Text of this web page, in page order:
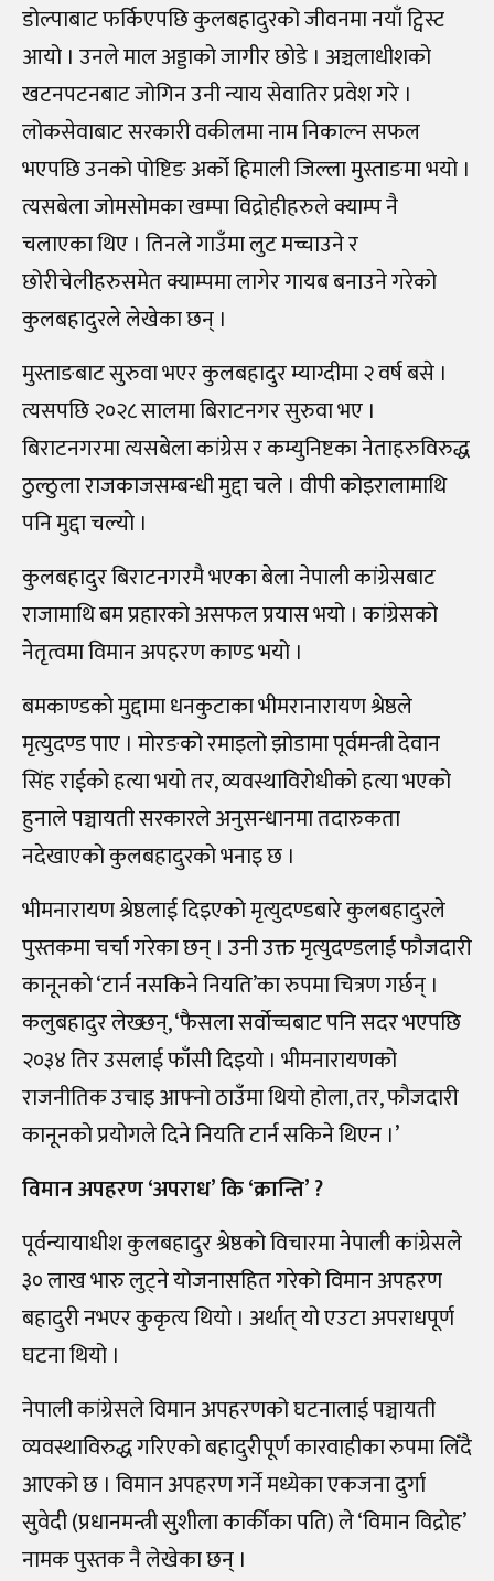
डोल्पाबाट फर्किएपछि कुलबहादुरको जीवनमा नयाँ ट्विस्ट
आयो । उनले माल अड्डाको जागीर छोडे । अञ्चलाधीशको
खटनपटनबाट जोगिन उनी न्याय सेवातिर प्रवेश गरे ।
लोकसेवाबाट सरकारी वकीलमा नाम निकाल्न सफल
भएपछि उनको पोष्टिङ अर्को हिमाली जिल्ला मुस्ताङमा भयो ।
त्यसबेला जोमसोमका खम्पा विद्रोहीहरुले क्याम्प नै
चलाएका थिए । तिनले गाउँमा लुट मच्चाउने र
छोरीचेलीहरुसमेत क्याम्पमा लागेर गायब बनाउने गरेको
कुलबहादुरले लेखेका छन् ।
मुस्ताङबाट सुरुवा भएर कुलबहादुर म्याग्दीमा २ वर्ष बसे ।
त्यसपछि २०२८ सालमा बिराटनगर सुरुवा भए ।
बिराटनगरमा त्यसबेला कांग्रेस र कम्युनिष्टका नेताहरुविरुद्ध
ठुल्ठुला राजकाजसम्बन्धी मुद्दा चले । वीपी कोइरालामाथि
पनि मुद्दा चल्यो ।
कुलबहादुर बिराटनगरमै भएका बेला नेपाली कांग्रेसबाट
राजामाथि बम प्रहारको असफल प्रयास भयो । कांग्रेसको
नेतृत्वमा विमान अपहरण काण्ड भयो ।
बमकाण्डको मुद्दामा धनकुटाका भीमरानारायण श्रेष्ठले
मृत्युदण्ड पाए । मोरङको रमाइलो झोडामा पूर्वमन्त्री देवान
सिंह राईको हत्या भयो तर, व्यवस्थाविरोधीको हत्या भएको
हुनाले पञ्चायती सरकारले अनुसन्धानमा तदारुकता
नदेखाएको कुलबहादुरको भनाइ छ ।
भीमनारायण श्रेष्ठलाई दिइएको मृत्युदण्डबारे कुलबहादुरले
पुस्तकमा चर्चा गरेका छन् । उनी उक्त मृत्युदण्डलाई फौजदारी
कानूनको ‘टार्न नसकिने नियति’का रुपमा चित्रण गर्छन् ।
कलुबहादुर लेख्छन्, ‘फैसला सर्वोच्चबाट पनि सदर भएपछि
२०३४ तिर उसलाई फाँसी दिइयो । भीमनारायणको
राजनीतिक उचाइ आफ्नो ठाउँमा थियो होला, तर, फौजदारी
कानूनको प्रयोगले दिने नियति टार्न सकिने थिएन ।’
विमान अपहरण ‘अपराध’ कि ‘क्रान्ति’ ?
पूर्वन्यायाधीश कुलबहादुर श्रेष्ठको विचारमा नेपाली कांग्रेसले
३० लाख भारु लुट्ने योजनासहित गरेको विमान अपहरण
बहादुरी नभएर कुकृत्य थियो । अर्थात् यो एउटा अपराधपूर्ण
घटना थियो ।
नेपाली कांग्रेसले विमान अपहरणको घटनालाई पञ्चायती
व्यवस्थाविरुद्ध गरिएको बहादुरीपूर्ण कारवाहीका रुपमा लिँदै
आएको छ । विमान अपहरण गर्ने मध्येका एकजना दुर्गा
सुवेदी (प्रधानमन्त्री सुशीला कार्कीका पति) ले ‘विमान विद्रोह’
नामक पुस्तक नै लेखेका छन् ।